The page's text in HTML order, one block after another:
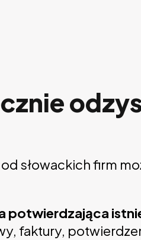
słowackich firm
potwierdzająca
faktury,